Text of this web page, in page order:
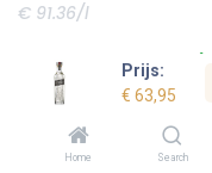
Prijs:
€ 63,95
Home Search
€ 91.36/l
Voorraad:1stuk(s)